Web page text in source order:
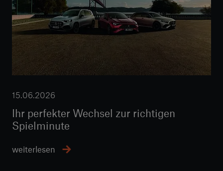
15.06.2026
Ihr perfekter Wechsel zur richtigen
Spielminute
weiterlesen